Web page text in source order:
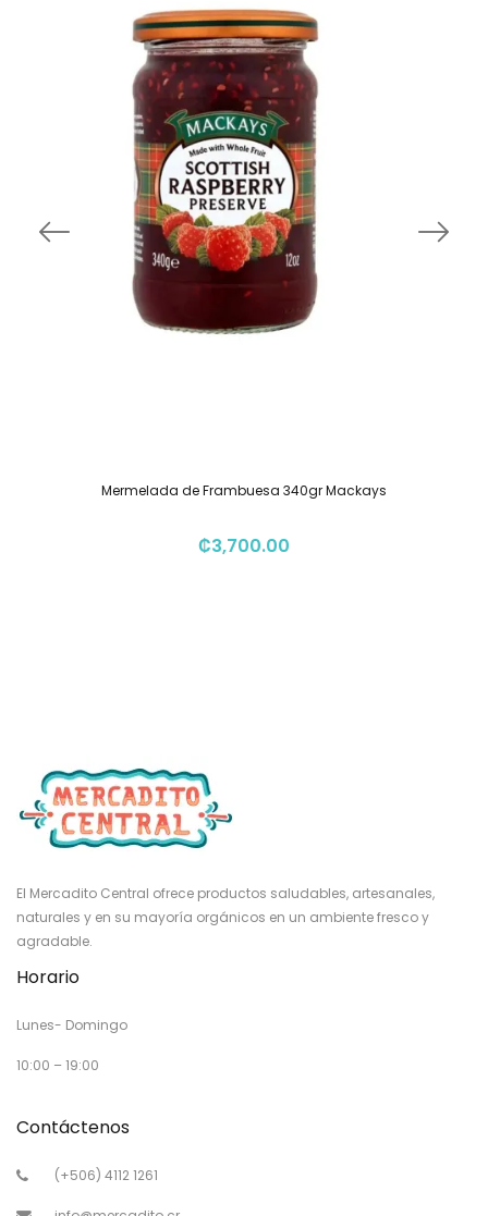
Mermelada de Frambuesa 340gr Mackays
₡3,700.00
El Mercadito Central ofrece productos saludables, artesanales,
naturales y en su mayoría orgánicos en un ambiente fresco y
agradable.
Horario
Lunes- Domingo
10:00 – 19:00
Contáctenos
(+506) 4112 1261